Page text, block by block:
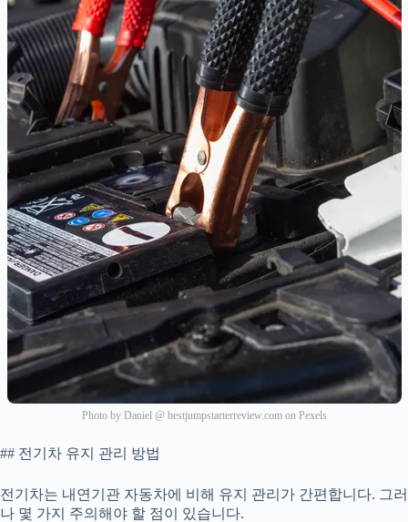
Photo by Daniel @ bestjumpstarterreview.com on Pexels
## 전기차 유지 관리 방법
전기차는 내연기관 자동차에 비해 유지 관리가 간편합니다. 그러
나 몇 가지 주의해야 할 점이 있습니다.